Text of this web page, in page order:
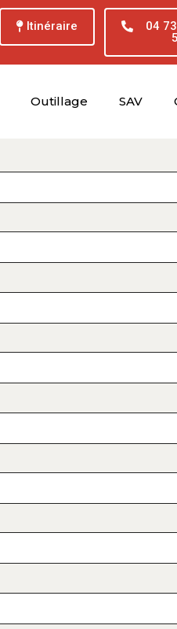
Itinéraire
04
Outillage SAV